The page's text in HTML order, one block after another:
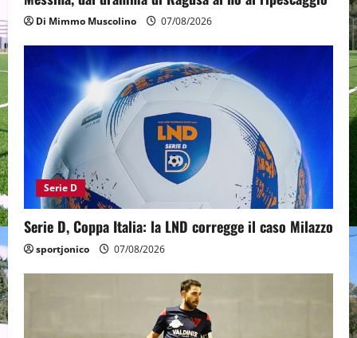
Di Mimmo Muscolino 07/08/2026
Serie D
Serie D, Coppa Italia: la LND corregge il caso Milazzo
sportjonico 07/08/2026